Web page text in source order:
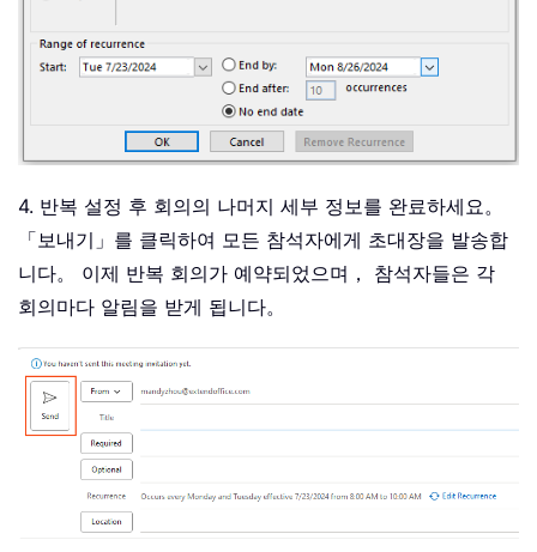
4. 반복 설정 후 회의의 나머지 세부 정보를 완료하세요。
「보내기」를 클릭하여 모든 참석자에게 초대장을 발송합
니다。 이제 반복 회의가 예약되었으며， 참석자들은 각
회의마다 알림을 받게 됩니다。